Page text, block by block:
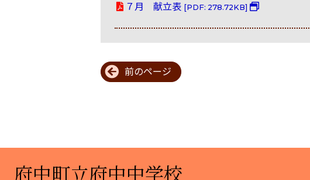
７月 献立表 [PDF: 278.72KB]
前のページ
府中町立府中中学校